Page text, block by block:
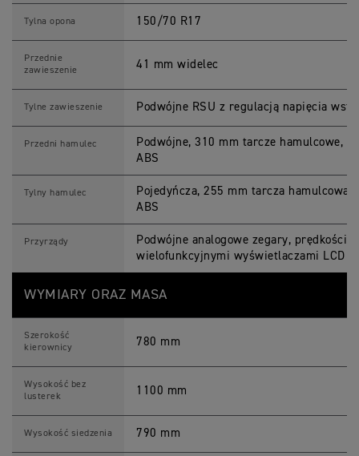
Tylna opona 150/70 R17
Przednie
zawieszenie
41 mm widelec
Tylne zawieszenie Podwójne RSU z regulacją napięcia
Przedni hamulec
Podwójne, 310 mm tarcze hamulcowe,
ABS
Tylny hamulec
Pojedyńcza, 255 mm tarcza hamulcowa,
ABS
Przyrządy
Podwójne analogowe zegary,
wielofunkcyjnymi wyświetlaczami LCD
WYMIARY ORAZ MASA
Szerokość
kierownicy
780 mm
Wysokość bez
lusterek
1100 mm
Wysokość siedzenia 790 mm